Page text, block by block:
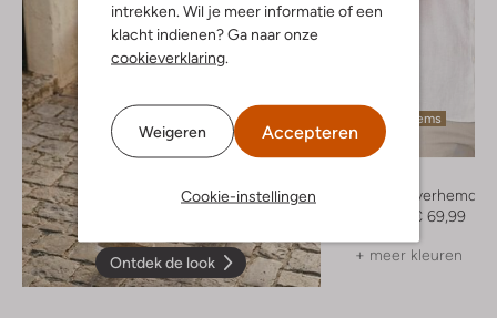
intrekken. Wil je meer informatie of een
klacht indienen? Ga naar onze
cookieverklaring.
Weigeren Accepteren
Cookie-instellingen
Ontdek de look
Laatste items
-30%
Casual overhemd
€ 69,99
+ meer kleuren